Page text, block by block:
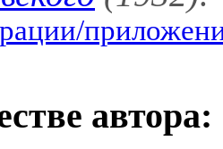
автора: